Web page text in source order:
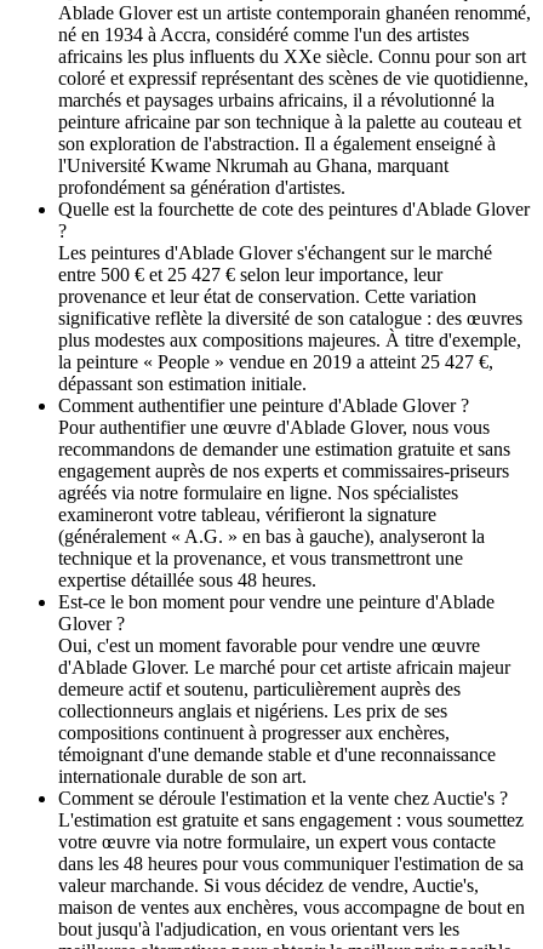
Ablade Glover est un artiste contemporain ghanéen renommé,
né en 1934 à Accra, considéré comme l'un des artistes
africains les plus influents du XXe siècle. Connu pour son art
coloré et expressif représentant des scènes de vie quotidienne,
marchés et paysages urbains africains, il a révolutionné la
peinture africaine par son technique à la palette au couteau et
son exploration de l'abstraction. Il a également enseigné à
l'Université Kwame Nkrumah au Ghana, marquant
profondément sa génération d'artistes.
Quelle est la fourchette de cote des peintures d'Ablade Glover
?
Les peintures d'Ablade Glover s'échangent sur le marché
entre 500 € et 25 427 € selon leur importance, leur
provenance et leur état de conservation. Cette variation
significative reflète la diversité de son catalogue : des œuvres
plus modestes aux compositions majeures. À titre d'exemple,
la peinture « People » vendue en 2019 a atteint 25 427 €,
dépassant son estimation initiale.
Comment authentifier une peinture d'Ablade Glover ?
Pour authentifier une œuvre d'Ablade Glover, nous vous
recommandons de demander une estimation gratuite et sans
engagement auprès de nos experts et commissaires-priseurs
agréés via notre formulaire en ligne. Nos spécialistes
examineront votre tableau, vérifieront la signature
(généralement « A.G. » en bas à gauche), analyseront la
technique et la provenance, et vous transmettront une
expertise détaillée sous 48 heures.
Est-ce le bon moment pour vendre une peinture d'Ablade
Glover ?
Oui, c'est un moment favorable pour vendre une œuvre
d'Ablade Glover. Le marché pour cet artiste africain majeur
demeure actif et soutenu, particulièrement auprès des
collectionneurs anglais et nigériens. Les prix de ses
compositions continuent à progresser aux enchères,
témoignant d'une demande stable et d'une reconnaissance
internationale durable de son art.
Comment se déroule l'estimation et la vente chez Auctie's ?
L'estimation est gratuite et sans engagement : vous soumettez
votre œuvre via notre formulaire, un expert vous contacte
dans les 48 heures pour vous communiquer l'estimation de sa
valeur marchande. Si vous décidez de vendre, Auctie's,
maison de ventes aux enchères, vous accompagne de bout en
bout jusqu'à l'adjudication, en vous orientant vers les